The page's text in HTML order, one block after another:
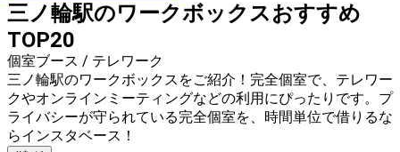
三ノ輪駅のワークボックスおすすめ
TOP20
個室ブース / テレワーク
三ノ輪駅のワークボックスをご紹介！完全個室で、テレワー
クやオンラインミーティングなどの利用にぴったりです。プ
ライバシーが守られている完全個室を、時間単位で借りるな
らインスタベース！